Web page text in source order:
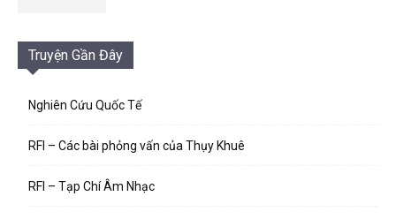
Truyện Gần Đây
Nghiên Cứu Quốc Tế
RFI – Các bài phỏng vấn của Thụy Khuê
RFI – Tạp Chí Âm Nhạc